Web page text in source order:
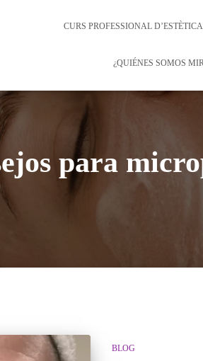
CURS PROFESSIONAL
¿QUIÉNES SOMOS
para
BLOG